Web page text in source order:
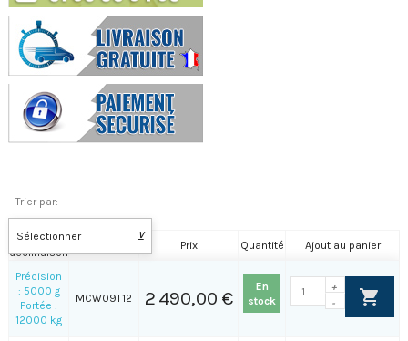
Trier par:
Sélectionner ⊻
Nom de la
déclinaison
Prix Quantité Ajout au panier
Précision
: 5000 g
Portée :
12000 kg
MCW09T12 2 490,00 €
En
stock
+
-